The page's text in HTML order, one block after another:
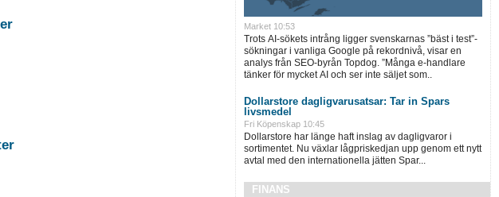
Market 10:53
Trots AI-sökets intrång ligger svenskarnas ”bäst i test”-
sökningar i vanliga Google på rekordnivå, visar en
analys från SEO-byrån Topdog. ”Många e-handlare
tänker för mycket AI och ser inte säljet som..
Dollarstore dagligvarusatsar: Tar in Spars
livsmedel
Fri Köpenskap 10:45
Dollarstore har länge haft inslag av dagligvaror i
sortimentet. Nu växlar lågpriskedjan upp genom ett nytt
avtal med den internationella jätten Spar...
FINANS